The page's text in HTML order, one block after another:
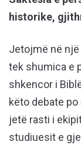
historike,
Jetojmë në
tek shumica e
shkencor i
këto debate po
jetë rasti i
studiuesit e